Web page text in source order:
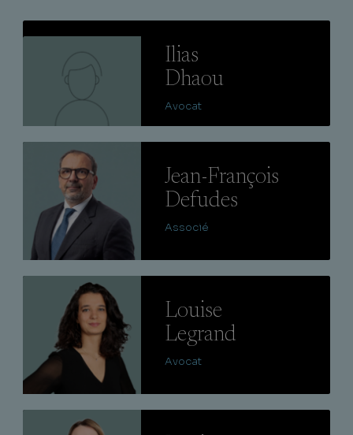
Ilias
Dhaou
Avocat
Jean-François
Defudes
Associé
Louise
Legrand
Avocat